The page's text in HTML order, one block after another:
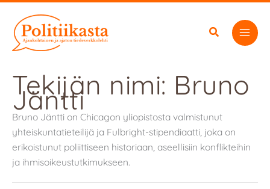
sisältöön
Tekijän nimi: Bruno
Jäntti
Bruno Jäntti on Chicagon yliopistosta valmistunut
yhteiskuntatieteilijä ja Fulbright-stipendiaatti, joka on
erikoistunut poliittiseen historiaan, aseellisiin konflikteihin
ja ihmisoikeustutkimukseen.